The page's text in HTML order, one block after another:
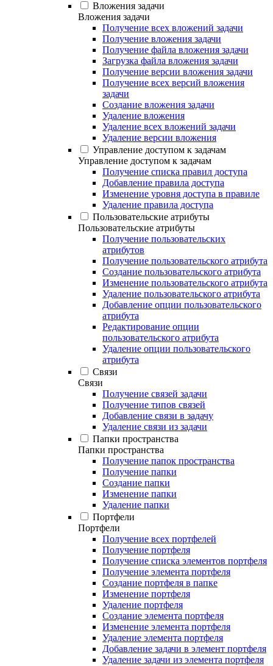
Вложения задачи
Вложения задачи
Получение всех вложений задачи
Получение вложения задачи
Получение файла вложения задачи
Загрузка файла вложения задачи
Получение версии вложения задачи
Получение всех версий вложения
задачи
Создание вложения задачи
Удаление вложения
Удаление всех вложений задачи
Удаление версии вложения
Управление доступом к задачам
Управление доступом к задачам
Получение списка правил доступа
Добавление правила доступа
Изменение уровня доступа в правиле
Удаление правила доступа
Пользовательские атрибуты
Пользовательские атрибуты
Получение пользовательских
атрибутов
Получение пользовательского атрибута
Создание пользовательского атрибута
Изменение пользовательского атрибута
Удаление пользовательского атрибута
Добавление опции пользовательского
атрибута
Редактирование опции
пользовательского атрибута
Удаление опции пользовательского
атрибута
Связи
Связи
Получение связей задачи
Получение типов связей
Добавление связи в задачу
Удаление связи из задачи
Папки пространства
Папки пространства
Получение папок пространства
Получение папки
Создание папки
Изменение папки
Удаление папки
Портфели
Портфели
Получение всех портфелей
Получение портфеля
Получение списка элементов портфеля
Получение элемента портфеля
Создание портфеля в папке
Изменение портфеля
Удаление портфеля
Создание элемента портфеля
Изменение элемента портфеля
Удаление элемента портфеля
Добавление задачи в элемент портфеля
Удаление задачи из элемента портфеля